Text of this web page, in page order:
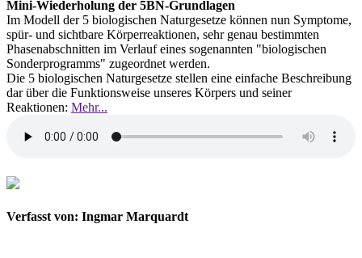
Mini-Wiederholung der 5BN-Grundlagen
Im Modell der 5 biologischen Naturgesetze können nun Symptome,
spür- und sichtbare Körperreaktionen, sehr genau bestimmten
Phasenabschnitten im Verlauf eines sogenannten "biologischen
Sonderprogramms" zugeordnet werden.
Die 5 biologischen Naturgesetze stellen eine einfache Beschreibung
dar über die Funktionsweise unseres Körpers und seiner
Reaktionen: Mehr...
Verfasst von: Ingmar Marquardt